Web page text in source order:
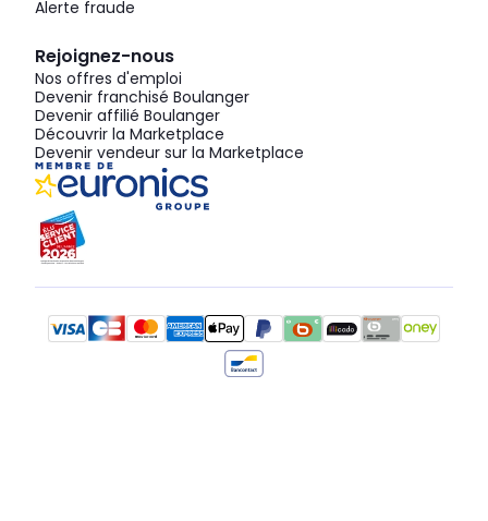
Alerte fraude
Rejoignez-nous
Nos offres d'emploi
Devenir franchisé Boulanger
Devenir affilié Boulanger
Découvrir la Marketplace
Devenir vendeur sur la Marketplace